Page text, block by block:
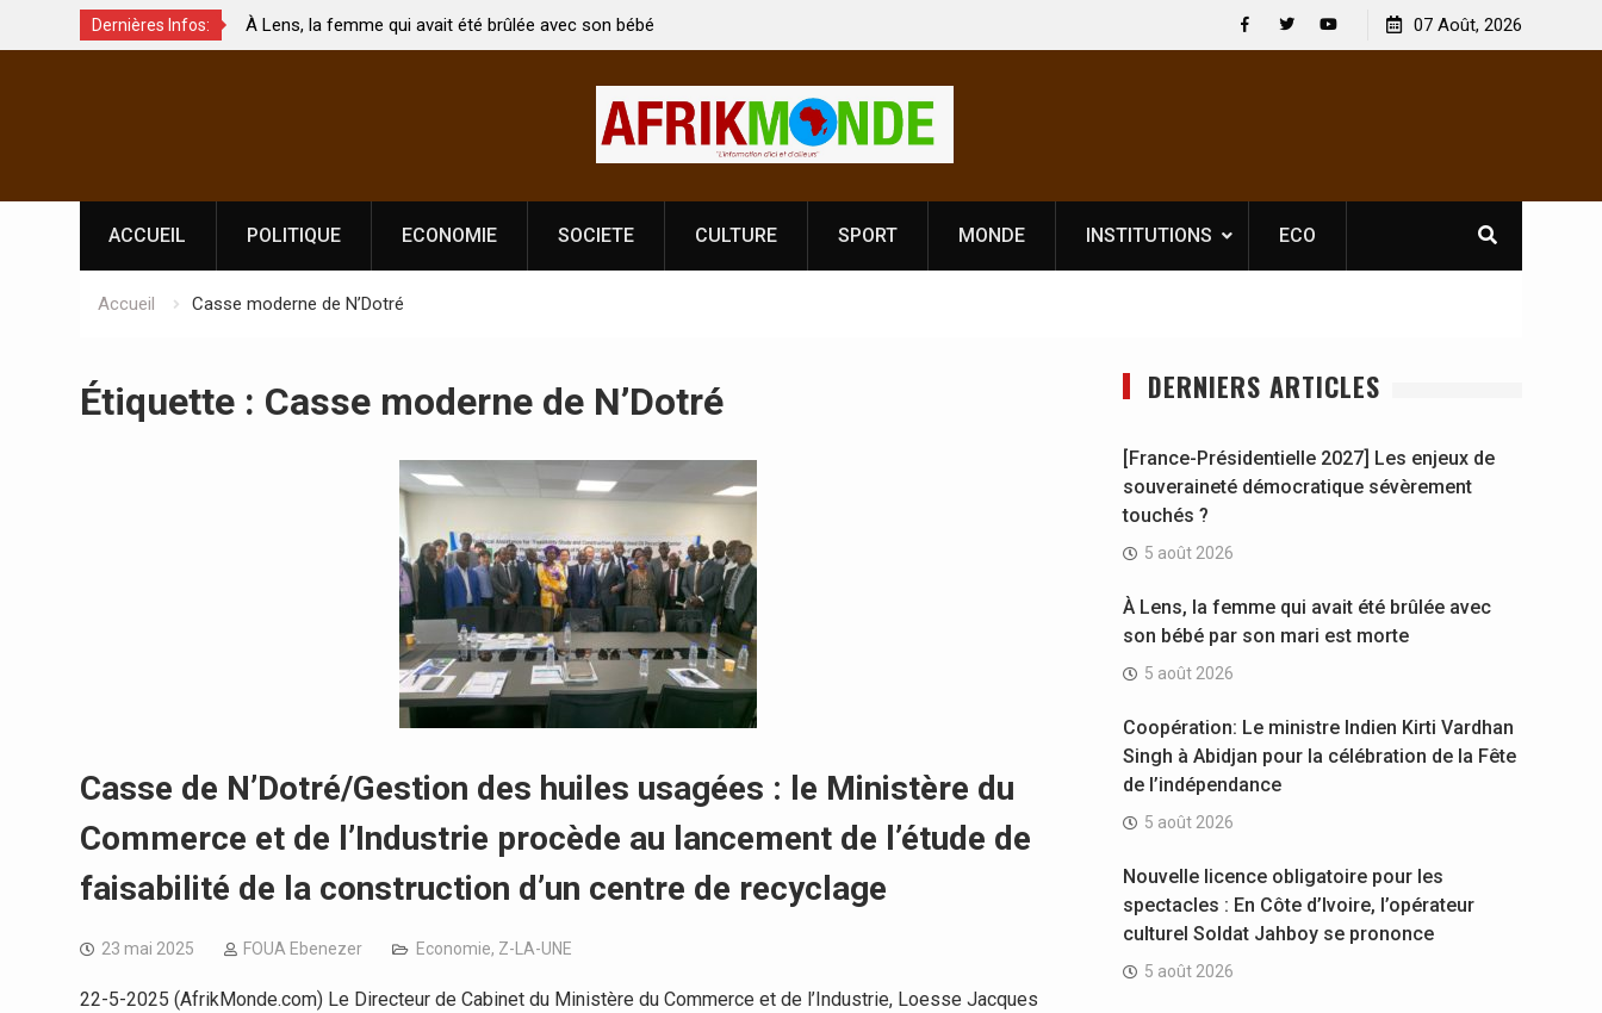
Dernières Infos:
À Lens, la femme qui avait été brûlée avec son bébé
par son mari est morte
Coopération: Le ministre Indien Kirti Vardhan Singh à
Abidjan pour la célébration de la Fête de
Nouvelle licence obligatoire pour les spectacles : En
Côte d’Ivoire, l’opérateur culturel Soldat Jahboy se
prononce
[France-Présidentielle 2027]
souveraineté démocratique
07 Août, 2026
ACCUEIL POLITIQUE ECONOMIE SOCIETE CULTURE SPORT MONDE INSTITUTIONS ECO
Accueil Casse moderne de N’Dotré
Étiquette : Casse moderne de N’Dotré
Casse de N’Dotré/Gestion des huiles usagées : le Ministère du
Commerce et de l’Industrie procède au lancement de l’étude de
faisabilité de la construction d’un centre de recyclage
23 mai 2025 FOUA Ebenezer Economie, Z-LA-UNE
22-5-2025 (AfrikMonde.com) Le Directeur de Cabinet du Ministère du Commerce et de l’Industrie, Loesse Jacques
DERNIERS ARTICLES
[France-Présidentielle 2027] Les enjeux de
souveraineté démocratique sévèrement
touchés ?
5 août 2026
À Lens, la femme qui avait été brûlée avec
son bébé par son mari est morte
5 août 2026
Coopération: Le ministre Indien Kirti Vardhan
Singh à Abidjan pour la célébration de la Fête
de l’indépendance
5 août 2026
Nouvelle licence obligatoire pour les
spectacles : En Côte d’Ivoire, l’opérateur
culturel Soldat Jahboy se prononce
5 août 2026